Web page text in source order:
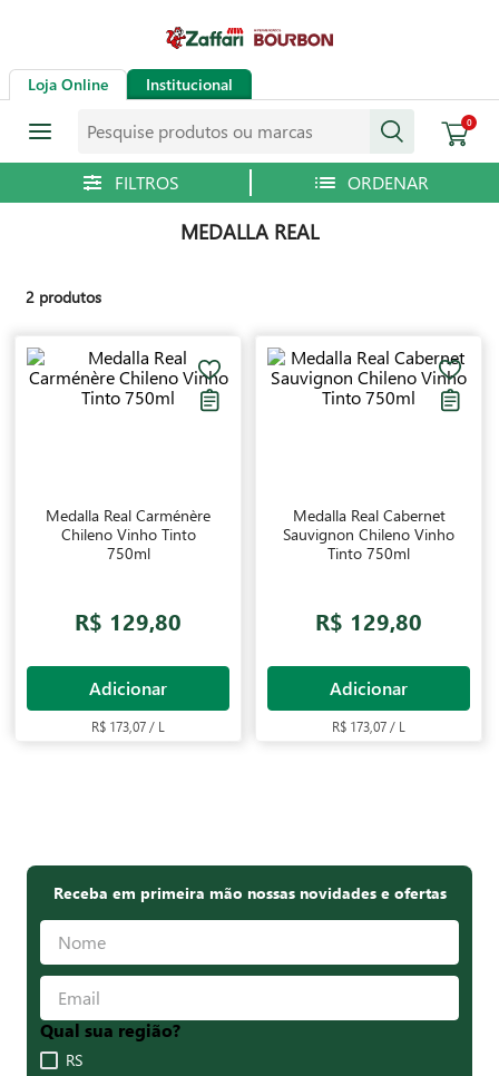
Loja Online Institucional
0
MEDALLA REAL
2 produtos
Medalla Real Carménère
Chileno Vinho Tinto
750ml
R$ 129,80
Adicionar
R$ 173,07 / L
Medalla Real Cabernet
Sauvignon Chileno Vinho
Tinto 750ml
R$ 129,80
Adicionar
R$ 173,07 / L
Receba em primeira mão nossas novidades e ofertas
Qual sua região?
RS